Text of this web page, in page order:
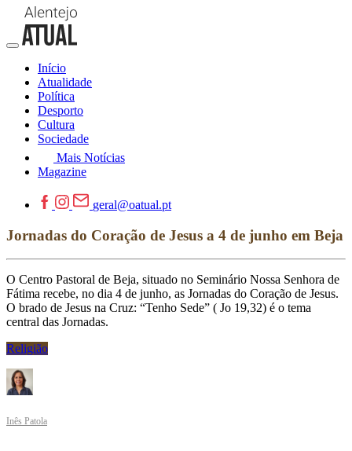
Início
Atualidade
Política
Desporto
Cultura
Sociedade
Mais Notícias
Magazine
geral@oatual.pt
Jornadas do Coração de Jesus a 4 de junho em Beja
O Centro Pastoral de Beja, situado no Seminário Nossa Senhora de
Fátima recebe, no dia 4 de junho, as Jornadas do Coração de Jesus.
O brado de Jesus na Cruz: “Tenho Sede” ( Jo 19,32) é o tema
central das Jornadas.
Religião
Inês Patola